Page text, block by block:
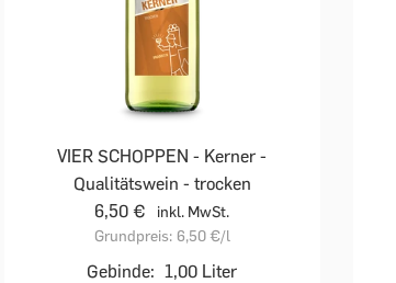
VIER SCHOPPEN - Kerner -
Qualitätswein - trocken
6,50 €
inkl. MwSt.
Grundpreis: 6,50 €/l
Gebinde: 1,00 Liter